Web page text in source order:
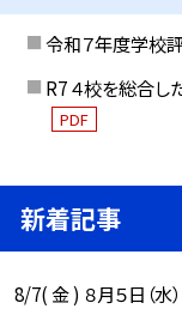
令和７年度学校
R7 ４校を総合し
PDF
新着記事
8/7( 金 ) ８月５日（水